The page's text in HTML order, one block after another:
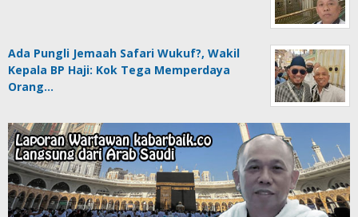
Ada Pungli Jemaah Safari Wukuf?, Wakil
Kepala BP Haji: Kok Tega Memperdaya
Orang…